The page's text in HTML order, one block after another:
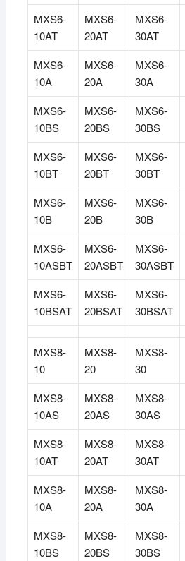
MXS6-
10AT
MXS6-
20AT
MXS6-
30AT
MXS6-
10A
MXS6-
20A
MXS6-
30A
MXS6-
10BS
MXS6-
20BS
MXS6-
30BS
MXS6-
10BT
MXS6-
20BT
MXS6-
30BT
MXS6-
10B
MXS6-
20B
MXS6-
30B
MXS6-
10ASBT
MXS6-
20ASBT
MXS6-
30ASBT
MXS6-
10BSAT
MXS6-
20BSAT
MXS6-
30BSAT
MXS8-
10
MXS8-
20
MXS8-
30
MXS8-
10AS
MXS8-
20AS
MXS8-
30AS
MXS8-
10AT
MXS8-
20AT
MXS8-
30AT
MXS8-
10A
MXS8-
20A
MXS8-
30A
MXS8-
10BS
MXS8-
20BS
MXS8-
30BS